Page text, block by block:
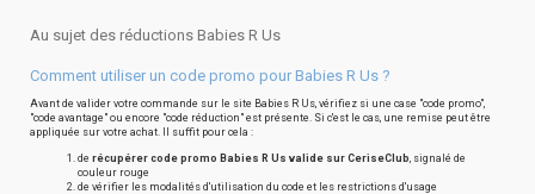
Au sujet des réductions Babies R Us
Comment utiliser un code promo pour Babies R Us ?
Avant de valider votre commande sur le site Babies R Us, vérifiez si une case "code promo",
"code avantage" ou encore "code réduction" est présente. Si c'est le cas, une remise peut être
appliquée sur votre achat. Il suffit pour cela :
de récupérer code promo Babies R Us valide sur CeriseClub, signalé de
couleur rouge
de vérifier les modalités d'utilisation du code et les restrictions d'usage